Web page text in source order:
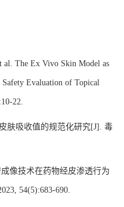
The Ex Vivo Skin Model as
Evaluation of Topical
22.
肤吸收值的规范化研究[J]. 毒
像技术在药物经皮渗透行为
54(5):683-690.